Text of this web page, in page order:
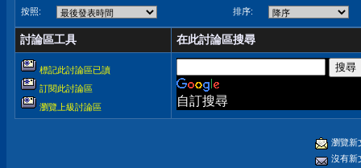
按照: 排序:
討論區工具 在此討論區搜尋
標記此討論區已讀
訂閱此討論區
瀏覽上級討論區
自訂搜尋
瀏覽新
沒有新